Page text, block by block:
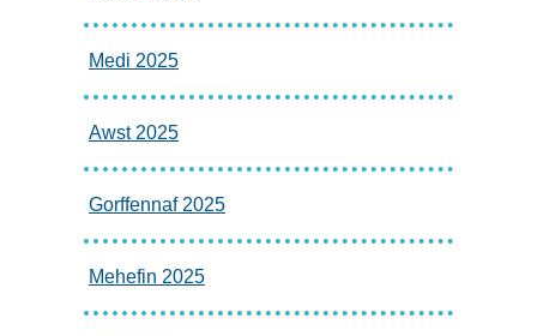
Medi 2025
Awst 2025
Gorffennaf 2025
Mehefin 2025